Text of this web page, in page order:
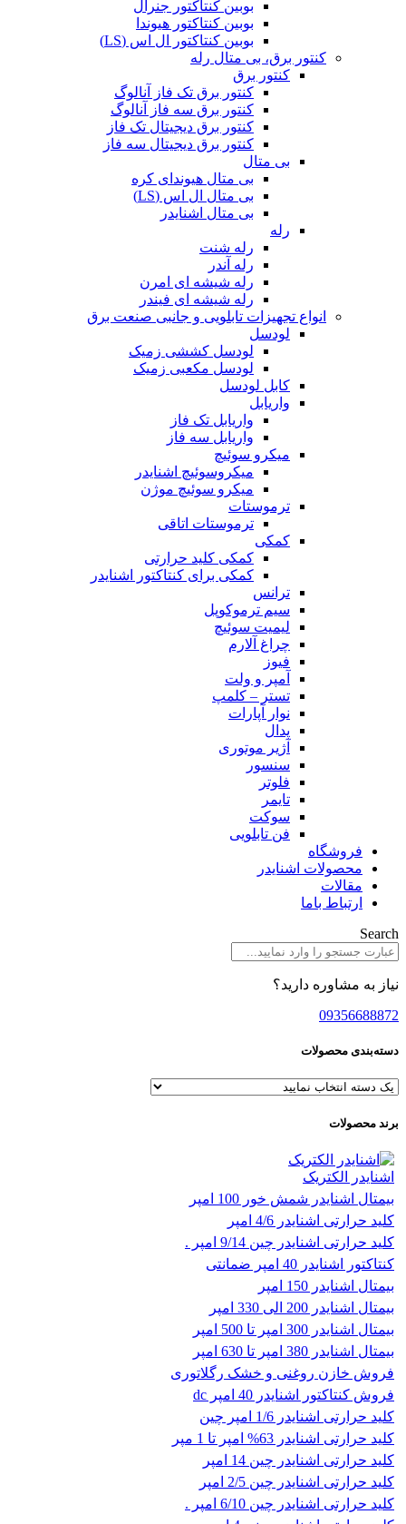
بوبین کنتاکتور جنرال
بوبین کنتاکتور هیوندا
بوبین کنتاکتور ال اس (LS)
کنتور برق، بی متال رله
کنتور برق
کنتور برق تک فاز آنالوگ
کنتور برق سه فاز آنالوگ
کنتور برق دیجیتال تک فاز
کنتور برق دیجیتال سه فاز
بی متال
بی متال هیوندای کره
بی متال ال اس (LS)
بی متال اشنایدر
رله
رله شنت
رله آندر
رله شیشه ای امرن
رله شیشه ای فیندر
انواع تجهیزات تابلویی و جانبی صنعت برق
لودسل
لودسل کششی زمیک
لودسل مکعبی زمیک
کابل لودسل
واریابل
واریابل تک فاز
واریابل سه فاز
میکرو سوئیچ
میکروسوئیچ اشنایدر
میکرو سوئیچ موژن
ترموستات
ترموستات اتاقی
کمکی
کمکی کلید حرارتی
کمکی برای کنتاکتور اشنایدر
ترانس
سیم ترموکوپل
لیمیت سوئیچ
چراغ آلارم
فیوز
آمپر و ولت
تستر – کلمپ
نوار آپارات
پدال
آژیر موتوری
سنسور
فلوتر
تایمر
سوکت
فن تابلویی
فروشگاه
محصولات اشنایدر
مقالات
ارتباط باما
Search
نیاز به مشاوره دارید؟
09356688872
دسته‌بندی محصولات
برند محصولات
اشنایدر الکتریک
بیمتال اشنایدر شمش خور 100 امپر
کلید حرارتی اشنایدر 4/6 امپر
کلید حرارتی اشنایدر چین 9/14 امپر .
کنتاکتور اشنایدر 40 امپر ضمانتی
بیمتال اشنایدر 150 امپر
بیمتال اشنایدر 200 الی 330 امپر
بیمتال اشنایدر 300 امپر تا 500 امپر
بیمتال اشنایدر 380 امپر تا 630 امپر
فروش خازن روغنی و خشک رگلاتوری
فروش کنتاکتور اشنایدر 40 امپر dc
کلید حرارتی اشنایدر 1/6 امپر چین
کلید حرارتی اشنایدر 63% امپر تا 1 مپر
کلید حرارتی اشنایدر چین 14 امپر
کلید حرارتی اشنایدر چین 2/5 امپر
کلید حرارتی اشنایدر چین 6/10 امپر .